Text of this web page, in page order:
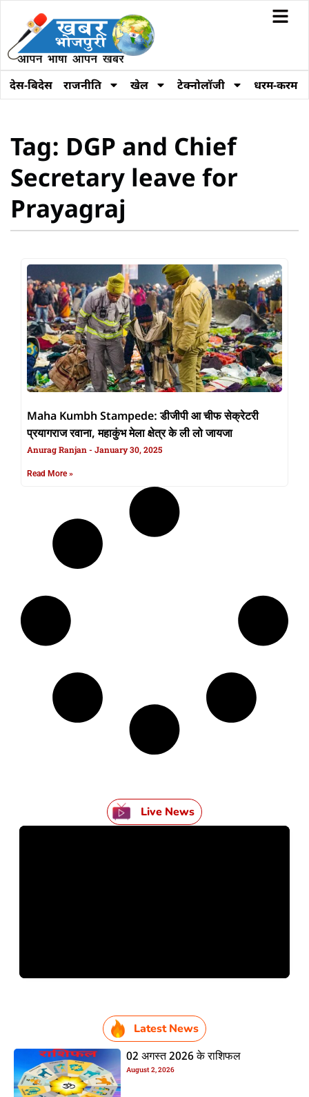
देस-बिदेस राजनीति खेल टेक्नोलॉजी धरम-करम
Tag: DGP and Chief
Secretary leave for
Prayagraj
Maha Kumbh Stampede: डीजीपी आ चीफ सेक्रेटरी
प्रयागराज रवाना, महाकुंभ मेला क्षेत्र के ली लो जायजा
Anurag Ranjan January 30, 2025
Read More »
Live News
Latest News
02 अगस्त 2026 के राशिफल
August 2, 2026